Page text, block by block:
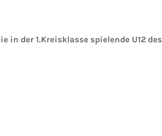
in der 1.Kreisklasse spielende U12 des